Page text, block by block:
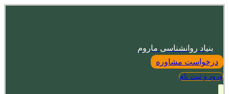
بنیاد روانشناسی ماروم
درخواست مشاوره
ورود و ثبت نام